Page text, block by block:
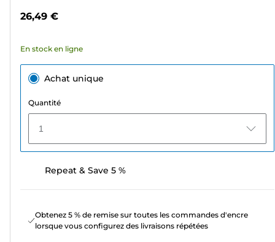
22
26,49 €
En stock en ligne
Achat unique
Quantité
1
Repeat & Save 5 %
Obtenez 5 % de remise sur toutes les commandes d'encre
lorsque vous configurez des livraisons répétées